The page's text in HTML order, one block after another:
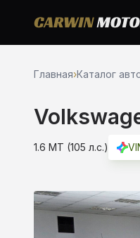
Главная›Каталог
1.6 MT (105 л.с.)